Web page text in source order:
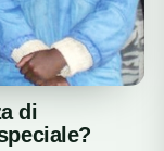
di